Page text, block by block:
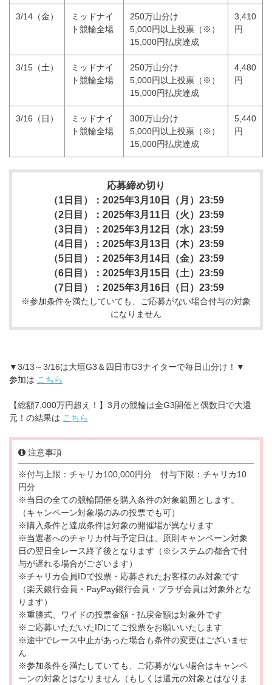
3/14（金）
ミッドナイ
ト競輪全場
250万山分け
5,000円以上投票（※）
15,000円払戻達成
3,410
円
3/15（土）
ミッドナイ
ト競輪全場
250万山分け
5,000円以上投票（※）
15,000円払戻達成
4,480
円
3/16（日）
ミッドナイ
ト競輪全場
300万山分け
5,000円以上投票（※）
15,000円払戻達成
5,440
円
応募締め切り
（1日目）：2025年3月10日（月）23:59
（2日目）：2025年3月11日（火）23:59
（3日目）：2025年3月12日（水）23:59
（4日目）：2025年3月13日（木）23:59
（5日目）：2025年3月14日（金）23:59
（6日目）：2025年3月15日（土）23:59
（7日目）：2025年3月16日（日）23:59
※参加条件を満たしていても、ご応募がない場合付与の対象
になりません
▼3/13～3/16は大垣G3＆四日市G3ナイターで毎日山分け！▼
参加は こちら
【総額7,000万円超え！】3月の競輪は全G3開催と偶数日で大還
元！の結果は こちら
注意事項
※付与上限：チャリカ100,000円分 付与下限：チャリカ10
円分
※当日の全ての競輪開催を購入条件の対象範囲とします。
（キャンペーン対象場のみの投票でも可）
※購入条件と達成条件は対象の開催場が異なります
※当選者へのチャリカ付与予定日は、原則キャンペーン対象
日の翌日全レース終了後となります（※システムの都合で付
与が遅れる場合がございます）
※チャリカ会員IDで投票・応募されたお客様のみ対象です
（楽天銀行会員・PayPay銀行会員・プラザ会員は対象外とな
ります）
※重勝式、ワイドの投票金額・払戻金額は対象外です
※ご応募いただいたIDにてご投票をお願いいたします
※途中でレース中止があった場合も条件の変更はございませ
ん
※参加条件を満たしていても、ご応募がない場合はキャンペ
ーンの対象とはなりません（もしくは還元の対象とはなりま